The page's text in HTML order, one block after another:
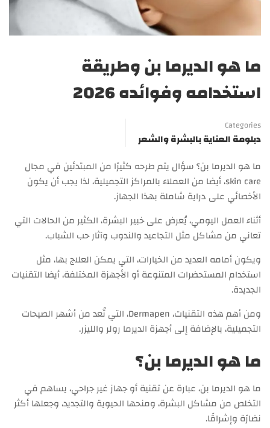
ما هو الديرما بن وطريقة
استخدامه وفوائده 2026
Categories
دبلومة العناية بالبشرة والشعر
ما هو الديرما بن؟ سؤال يتم طرحه كثيرًا من المبتدئين في مجال
skin care، أيضا من العملاء بالمراكز التجميلية، لذا يجب أن يكون
الأخصائي على دراية شاملة بهذا الجهاز.
أثناء العمل اليومي، يُعرض على خبير البشرة، الكثير من الحالات التي
تعاني من مشاكل مثل التجاعيد والندوب وآثار حب الشباب.
ويكون أمامه العديد من الخيارات، التي يمكن العلاج بها، مثل
استخدام المستحضرات المتنوعة أو الأجهزة المختلفة، أيضا التقنيات
الجديدة.
ومن أهم هذه التقنيات، Dermapen، التي تُعد من أشهر الصيحات
التجميلية، بالإضافة إلى أجهزة الديرما رولر والليزر.
ما هو الديرما بن؟
ما هو الديرما بن، عبارة عن تقنية أو جهاز غير جراحي، يساهم في
التخلص من مشاكل البشرة، ومنحها الحيوية والتجديد، وجعلها أكثر
نضارًة وإشراقًا.